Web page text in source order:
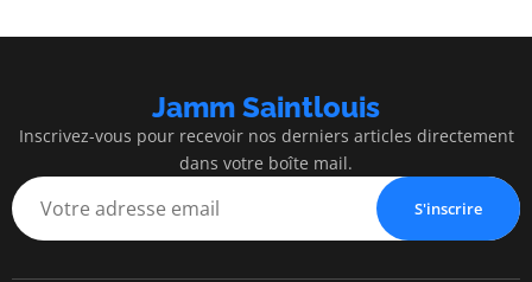
Jamm Saintlouis
Inscrivez-vous pour recevoir nos derniers articles directement
dans votre boîte mail.
S'inscrire